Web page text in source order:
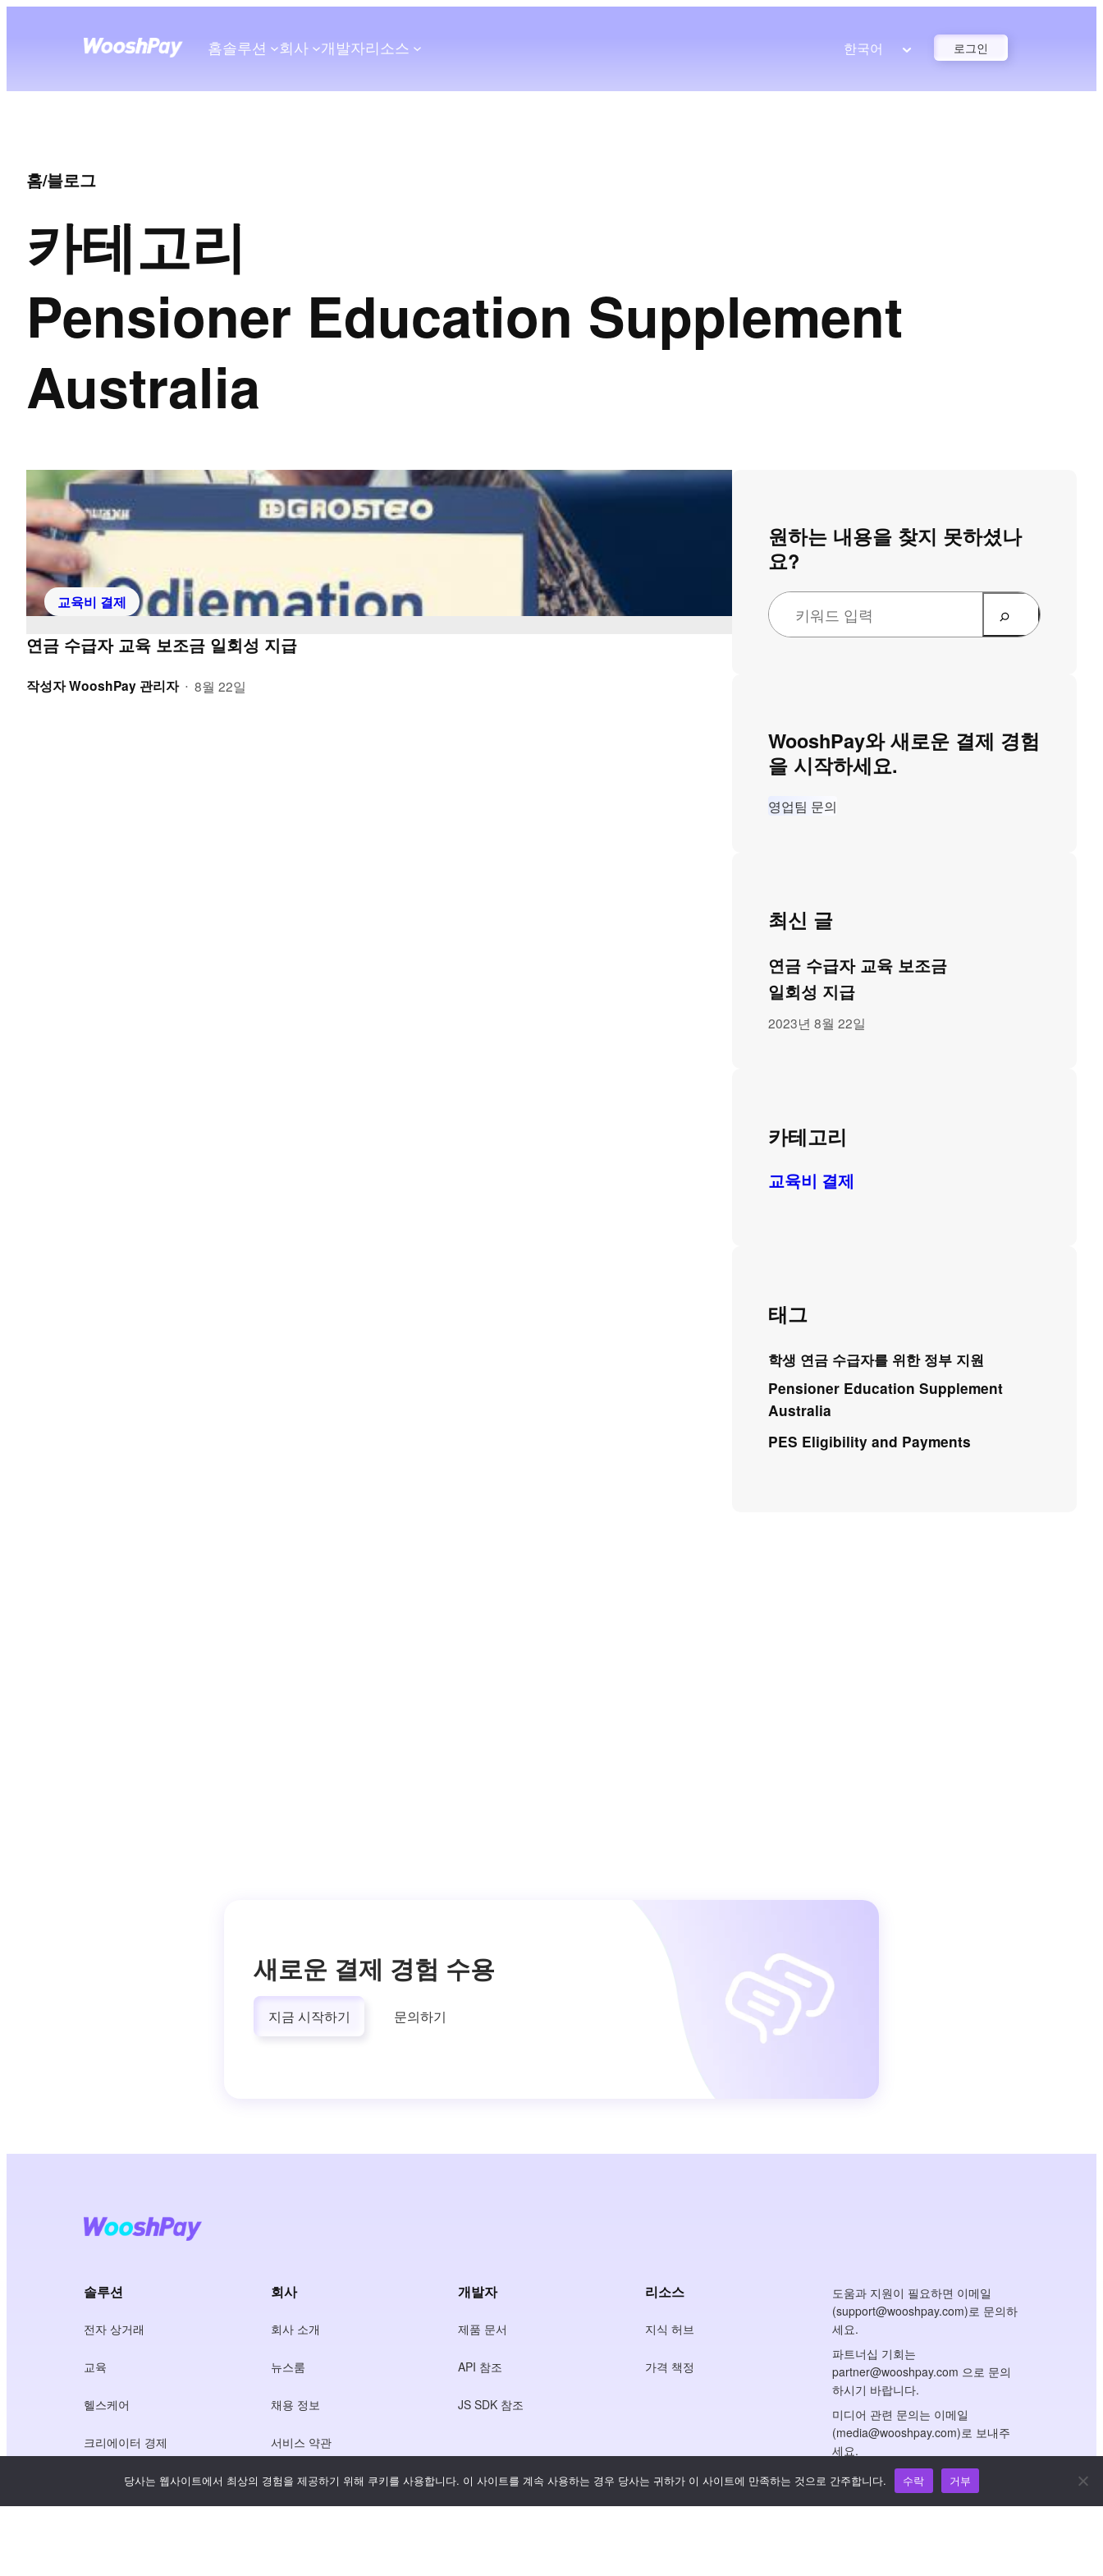
홈솔루션 회사 개발자리소스 한국어 로그인
홈/블로그
카테고리
Pensioner Education Supplement
Australia
교육비 결제
연금 수급자 교육 보조금 일회성 지급
작성자WooshPay 관리자 • 8월 22일
원하는 내용을 찾지 못하셨나
요?
WooshPay와 새로운 결제 경험
을 시작하세요.
영업팀 문의
최신 글
연금 수급자 교육 보조금
일회성 지급
2023년 8월 22일
카테고리
교육비 결제
태그
학생 연금 수급자를 위한 정부 지원
Pensioner Education Supplement
Australia
PES Eligibility and Payments
새로운 결제 경험 수용
지금 시작하기 문의하기
솔루션
전자 상거래
교육
헬스케어
크리에이터 경제
회사
회사 소개
뉴스룸
채용 정보
서비스 약관
개인정보 보호정책
개발자
제품 문서
API 참조
JS SDK 참조
리소스
지식 허브
가격 책정
도움과 지원이 필요하면 이메일
(support@wooshpay.com)로 문의하
세요.
파트너십 기회는
partner@wooshpay.com 으로 문의
하시기 바랍니다.
미디어 관련 문의는 이메일
(media@wooshpay.com)로 보내주
세요.
당사는 웹사이트에서 최상의 경험을 제공하기 위해 쿠키를 사용합니다. 이 사이트를 계속 사용하는 경우 당사는 귀하가 이 사이트에 만족하는 것으로 간주합니다. 수락 거부